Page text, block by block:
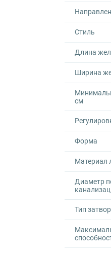
Стиль
Длина
Ширина
см
Форма
Материал
Диаметр
Тип